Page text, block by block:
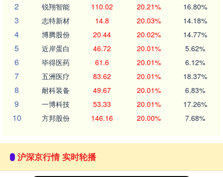
2 锐翔智能 110.02 20.21% 16.80%
3 志特新材 14.8 20.03% 14.18%
4 博腾股份 20.44 20.02% 14.77%
5 近岸蛋白 46.72 20.01% 5.62%
6 毕得医药 61.6 20.01% 6.12%
7 五洲医疗 83.62 20.01% 18.37%
8 耐科装备 49.67 20.01% 6.83%
9 一博科技 53.33 20.01% 17.26%
10 方邦股份 146.16 20.00% 7.68%
沪深京行情 实时轮播